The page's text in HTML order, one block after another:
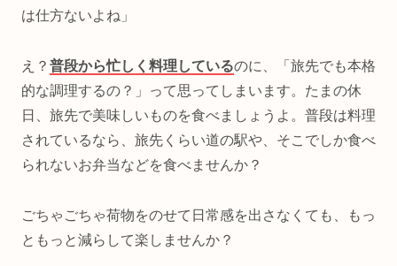
は仕方ないよね」
え？ 普段から忙しく料理しているのに、「旅先でも本格
的な調理するの？」って思ってしまいます。たまの休
日、旅先で美味しいものを食べましょうよ。普段は料理
されているなら、旅先くらい道の駅や、そこでしか食べ
られないお弁当などを食べませんか？
ごちゃごちゃ荷物をのせて日常感を出さなくても、もっ
ともっと減らして楽しませんか？